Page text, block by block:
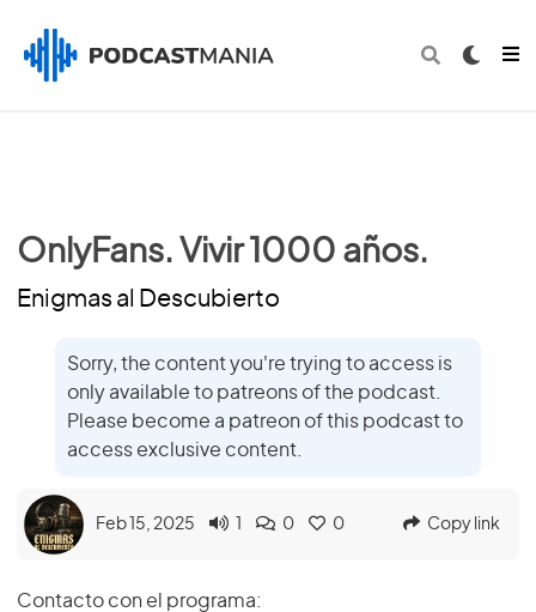
OnlyFans. Vivir 1000 años.
Enigmas al Descubierto
Sorry, the content you're trying to access is
only available to patreons of the podcast.
Please become a patreon of this podcast to
access exclusive content.
Feb 15, 2025 0 0 Copy link
Contacto con el programa: